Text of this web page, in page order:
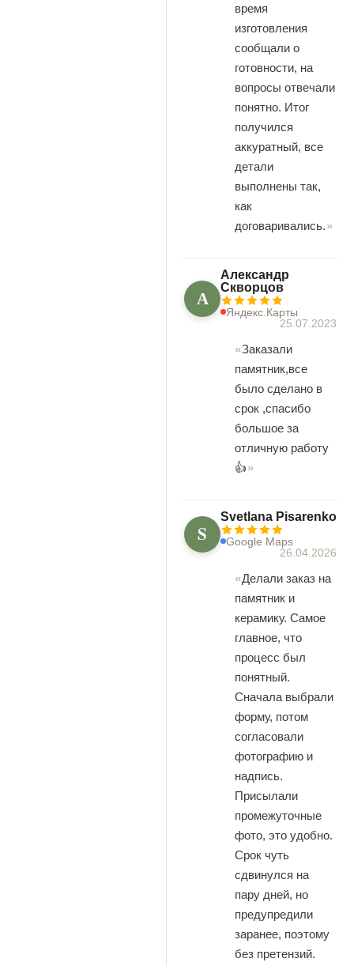
время
изготовления
сообщали о
готовности, на
вопросы отвечали
понятно. Итог
получился
аккуратный, все
детали
выполнены так,
как
договаривались.
А
Александр
Скворцов
Яндекс.Карты
25.07.2023
Заказали
памятник,все
было сделано в
срок ,спасибо
большое за
отличную работу
👍
S
Svetlana Pisarenko
Google Maps
26.04.2026
Делали заказ на
памятник и
керамику. Самое
главное, что
процесс был
понятный.
Сначала выбрали
форму, потом
согласовали
фотографию и
надпись.
Присылали
промежуточные
фото, это удобно.
Срок чуть
сдвинулся на
пару дней, но
предупредили
заранее, поэтому
без претензий.